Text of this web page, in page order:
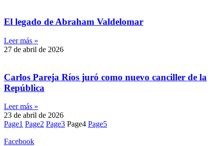
El legado de Abraham Valdelomar
Leer más »
27 de abril de 2026
Carlos Pareja Ríos juró como nuevo canciller de la
República
Leer más »
23 de abril de 2026
Page1 Page2 Page3 Page4 Page5
Facebook